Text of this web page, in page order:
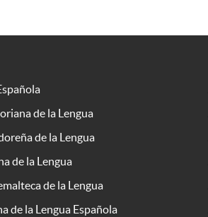
de la Lengua
de la Lengua
de la Lengua
de la Lengua
de la Lengua Española